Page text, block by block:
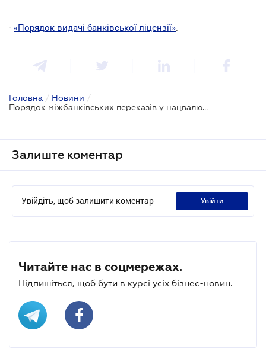
- «Порядок видачі банківської ліцензії».
Головна / Новини /
Порядок міжбанківських переказів у нацвалюті: що з'яилось нового
Залиште коментар
Увійдіть, щоб залишити коментар увійти
Читайте нас в соцмережах.
Підпишіться, щоб бути в курсі усіх бізнес-новин.